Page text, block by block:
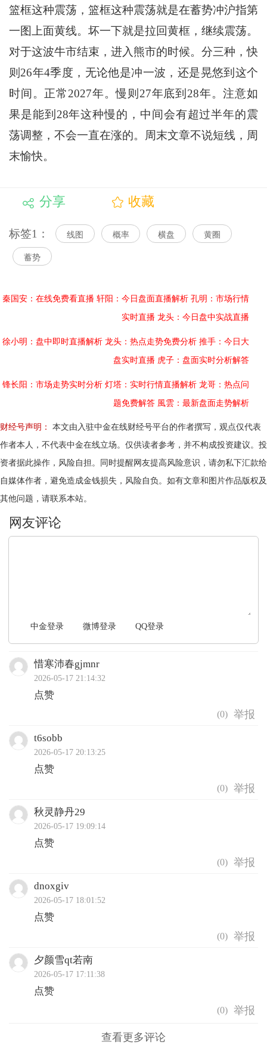
篮框这种震荡，篮框这种震荡就是在蓄势冲沪指第
一图上面黄线。坏一下就是拉回黄框，继续震荡。
对于这波牛市结束，进入熊市的时候。分三种，快
则26年4季度，无论他是冲一波，还是晃悠到这个
时间。正常2027年。慢则27年底到28年。注意如
果是能到28年这种慢的，中间会有超过半年的震
荡调整，不会一直在涨的。周末文章不说短线，周
末愉快。
分享 收藏
标签1： 线图 概率 横盘 黄圈
蓄势
秦国安：在线免费看直播 轩阳：今日盘面直播解析 孔明：市场行情
实时直播 龙头：今日盘中实战直播
徐小明：盘中即时直播解析 龙头：热点走势免费分析 推手：今日大
盘实时直播 虎子：盘面实时分析解答
锋长阳：市场走势实时分析 灯塔：实时行情直播解析 龙哥：热点问
题免费解答 風雲：最新盘面走势解析
财经号声明：
本文由入驻中金在线财经号平台的作者撰写，观点仅代表
作者本人，不代表中金在线立场。仅供读者参考，并不构成投资建议。投
资者据此操作，风险自担。同时提醒网友提高风险意识，请勿私下汇款给
自媒体作者，避免造成金钱损失，风险自负。如有文章和图片作品版权及
其他问题，请联系本站。
中金登录 微博登录 QQ登录
惜寒沛春gjmnr
2026-05-17 21:14:32
点赞
(0)
t6sobb
2026-05-17 20:13:25
点赞
(0)
秋灵静丹29
2026-05-17 19:09:14
点赞
(0)
dnoxgiv
2026-05-17 18:01:52
点赞
(0)
夕颜雪qt若南
2026-05-17 17:11:38
点赞
(0)
查看更多评论